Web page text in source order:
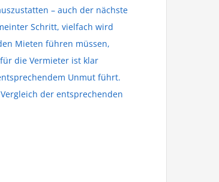
– auch der nächste
Schritt, vielfach wird
Mieten führen müssen,
die Vermieter ist klar
Unmut führt.
der entsprechenden